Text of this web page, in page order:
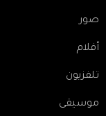
صور
أفلام
تلفزيون
موسيقى